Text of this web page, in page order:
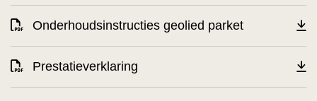
Onderhoudsinstructies geolied parket
Prestatieverklaring